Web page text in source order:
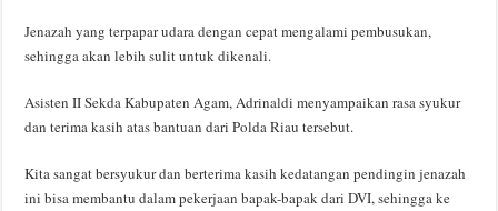
Jenazah yang terpapar udara dengan cepat mengalami pembusukan,
sehingga akan lebih sulit untuk dikenali.
Asisten II Sekda Kabupaten Agam, Adrinaldi menyampaikan rasa syukur
dan terima kasih atas bantuan dari Polda Riau tersebut.
Kita sangat bersyukur dan berterima kasih kedatangan pendingin jenazah
ini bisa membantu dalam pekerjaan bapak-bapak dari DVI, sehingga ke